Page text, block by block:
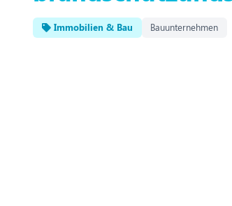
Immobilien & Bau Bauunternehmen